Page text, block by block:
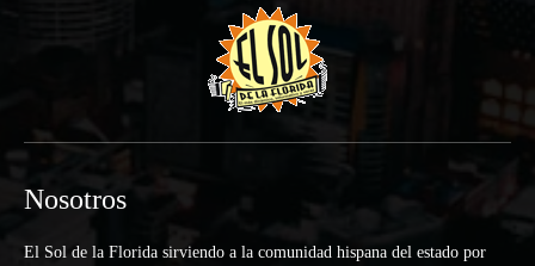
Nosotros
El Sol de la Florida sirviendo a la comunidad hispana del estado por